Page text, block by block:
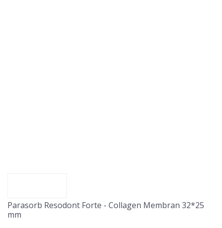
Parasorb Resodont Forte - Collagen Membran 32*25
mm